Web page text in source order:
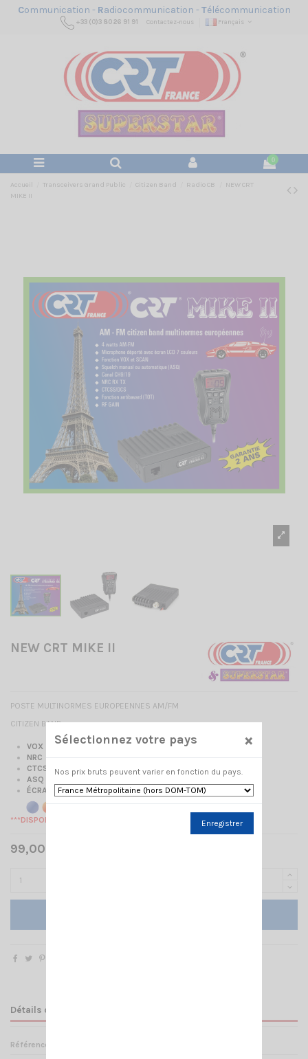
Communication - Radiocommunication -Télécommunication
+33 (0)3 80 26 91 91 Contactez-nous Français
0
Accueil Transceivers Grand Public Citizen Band Radio CB
NEW CRT
MIKE II
NEW CRT MIKE II
POSTE MULTINORMES EUROPEENNES AM/FM
CITIZEN BAND
VOX
NRC
CTCSS/DCS
ASQ
ÉCRAN LCD 7 COULEURS :
***DISPONIBLE***
99,00 € TTC
Détails du produit
Référence
Sélectionnez votre pays ×
Nos prix bruts peuvent varier en fonction du pays.
Enregistrer